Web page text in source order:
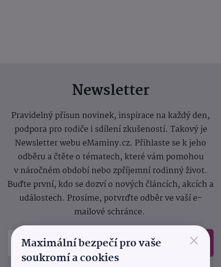
Newsletter
Pravidelný přísun novinek, inspirace na každý den,
podpora pro rodiče i sdílení zkušeností. Takový je
Newsletter webu eMaminy.cz. Přihlaste se k jeho
odběru a čtěte o tématech, které vám pomohou
v náročném období nebo zpříjemní rodinný život.
Buďte první, kdo se dozví o nových článcích, akcích a
událostech. Prosíme, potvrďte odběr ve vaší e-
mailové schránce.
Odeslat
×
Maximální bezpečí pro vaše
soukromí a cookies